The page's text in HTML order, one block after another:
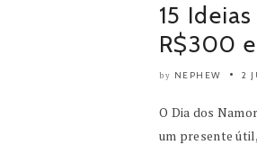
15
R$300
by NEPHEW 2
O Dia dos
um presente